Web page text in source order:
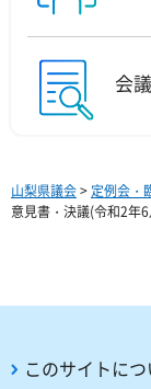
会
山梨県議会> 定例会・
意見書・決議(令和2年6
このサイトにつ